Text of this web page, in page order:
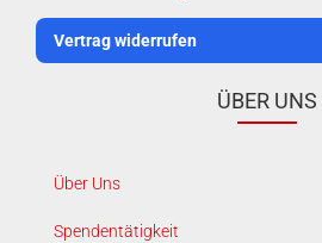
Vertrag widerrufen
ÜBER UNS
Über Uns
Spendentätigkeit